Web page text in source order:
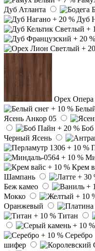
Дуб Атланта
Дуб
Орех Опера
Ясень Анкор 05
Черный Ясень
Крем
Шампань
Беж камео
Мокко
Оранжевый
Титан
Серебро
шифер